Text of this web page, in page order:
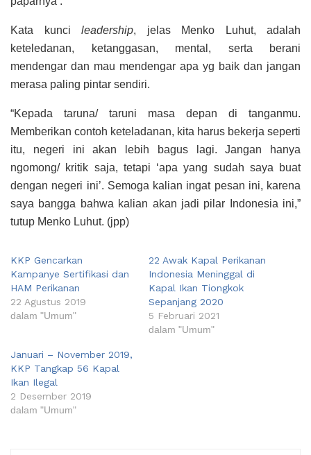
Kata kunci leadership, jelas Menko Luhut, adalah
keteledanan, ketanggasan, mental, serta berani
mendengar dan mau mendengar apa yg baik dan jangan
merasa paling pintar sendiri.
“Kepada taruna/ taruni masa depan di tanganmu.
Memberikan contoh keteladanan, kita harus bekerja seperti
itu, negeri ini akan lebih bagus lagi. Jangan hanya
ngomong/ kritik saja, tetapi ‘apa yang sudah saya buat
dengan negeri ini’. Semoga kalian ingat pesan ini, karena
saya bangga bahwa kalian akan jadi pilar Indonesia ini,”
tutup Menko Luhut. (jpp)
KKP Gencarkan
Kampanye Sertifikasi dan
HAM Perikanan
22 Agustus 2019
dalam "Umum"
22 Awak Kapal Perikanan
Indonesia Meninggal di
Kapal Ikan Tiongkok
Sepanjang 2020
5 Februari 2021
dalam "Umum"
Januari – November 2019,
KKP Tangkap 56 Kapal
Ikan Ilegal
2 Desember 2019
dalam "Umum"